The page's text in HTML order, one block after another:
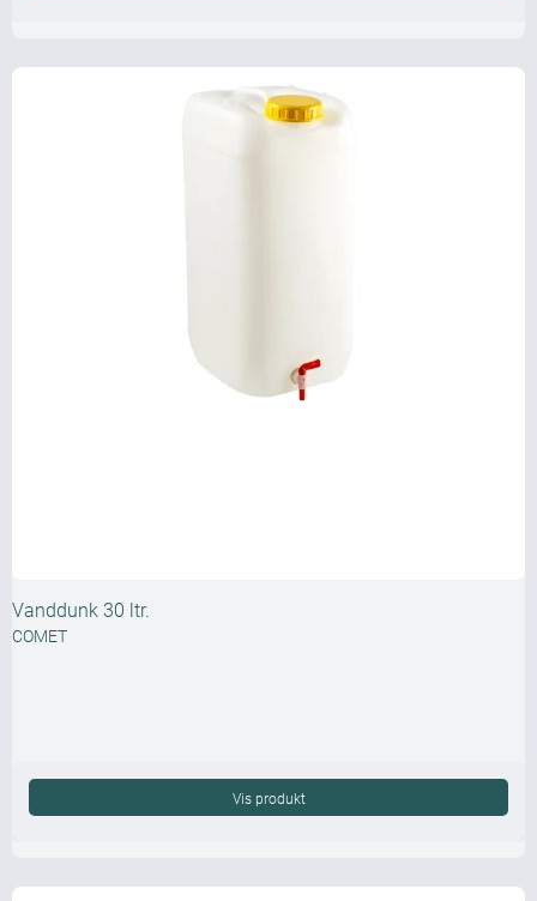
Vanddunk 30 ltr.
COMET
Vis produkt